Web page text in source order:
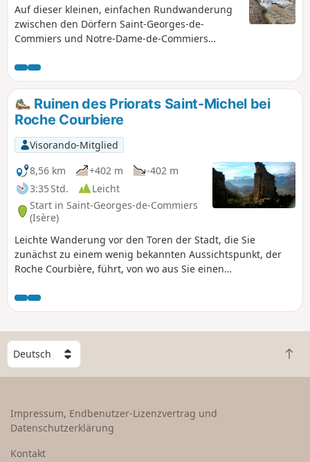
Auf dieser kleinen, einfachen Rundwanderung
zwischen den Dörfern Saint-Georges-de-
Commiers und Notre-Dame-de-Commiers
Eisenbahnstrecke von La Mure sowie einen sehr
schönen Aussichtspunkt an der
Orientierungstafel der Pierre du Soleil
entdecken.
Ruinen des Priorats Saint-Michel bei
Roche Courbiere
Visorando-Mitglied
8,56 km
+402 m
-402 m
3:35 Std.
Leicht
Start in Saint-Georges-de-Commiers
(Isère)
Leichte Wanderung vor den Toren der Stadt, die Sie
zunächst zu einem wenig bekannten Aussichtspunkt, der
Roche Courbière, führt, von wo aus Sie einen
Großraum Grenoble und die umliegenden Berge wie den
Vercors und die Chartreuse genießen können.
Priorats Saint-Michel de Connexe, dessen Bau auf das 11.
Jahrhundert zurückgeht.
W
ä
h
e
n
Z
u
Impressum, Endbenutzer-Lizenzvertrag und
Datenschutzerklärung
Kontakt